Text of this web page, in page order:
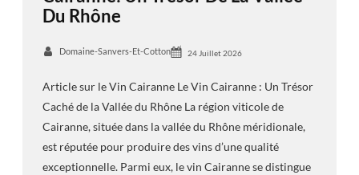
Du Rhône
Domaine-Sanvers-Et-Cotton 24 Juillet 2026
Article sur le Vin Cairanne Le Vin Cairanne : Un Trésor
Caché de la Vallée du Rhône La région viticole de
Cairanne, située dans la vallée du Rhône méridionale,
est réputée pour produire des vins d’une qualité
exceptionnelle. Parmi eux, le vin Cairanne se distingue